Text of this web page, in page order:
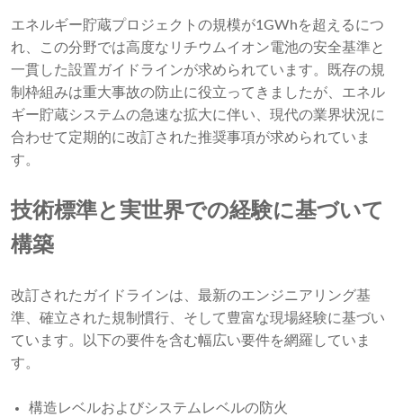
エネルギー貯蔵プロジェクトの規模が1GWhを超えるにつ
れ、この分野では高度なリチウムイオン電池の安全基準と
一貫した設置ガイドラインが求められています。既存の規
制枠組みは重大事故の防止に役立ってきましたが、エネル
ギー貯蔵システムの急速な拡大に伴い、現代の業界状況に
合わせて定期的に改訂された推奨事項が求められていま
す。
技術標準と実​​世界での経験に基づいて
構築
改訂されたガイドラインは、最新のエンジニアリング基
準、確立された規制慣行、そして豊富な現場経験に基づい
ています。以下の要件を含む幅広い要件を網羅していま
す。
構造レベルおよびシステムレベルの防火